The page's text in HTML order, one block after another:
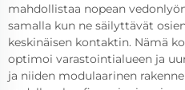
mahdollistaa nopean
samalla kun ne säilyttävät
keskinäisen kontaktin. Nämä
optimoi varastointialueen ja
ja niiden modulaarinen